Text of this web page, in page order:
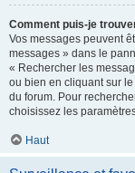
Comment puis-je
Vos messages peuvent
messages » dans le
« Rechercher les
ou bien en cliquant sur
du forum. Pour
choisissez les
Haut